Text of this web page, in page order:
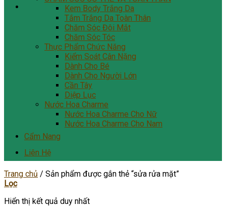
Kem Body Trắng Da
Tắm Trắng Da Toàn Thân
Chăm Sóc Đôi Mắt
Chăm Sóc Tóc
Thực Phẩm Chức Năng
Kiểm Soát Cân Nặng
Dành Cho Bé
Dành Cho Người Lớn
Cần Tây
Diệp Lục
Nước Hoa Charme
Nước Hoa Charme Cho Nữ
Nước Hoa Charme Cho Nam
Cẩm Nang
Liên Hệ
Trang chủ / Sản phẩm được gắn thẻ “sửa rửa mặt”
Lọc
Hiển thị kết quả duy nhất